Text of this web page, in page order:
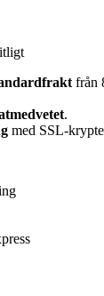
från
.
med SSL-